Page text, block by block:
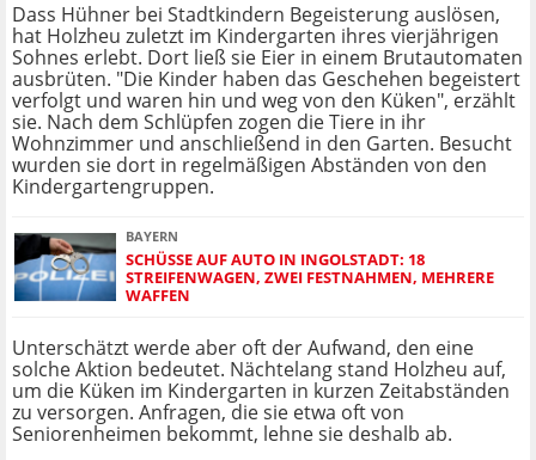
Dass Hühner bei Stadtkindern Begeisterung auslösen,
hat Holzheu zuletzt im Kindergarten ihres vierjährigen
Sohnes erlebt. Dort ließ sie Eier in einem Brutautomaten
ausbrüten. "Die Kinder haben das Geschehen begeistert
verfolgt und waren hin und weg von den Küken", erzählt
sie. Nach dem Schlüpfen zogen die Tiere in ihr
Wohnzimmer und anschließend in den Garten. Besucht
wurden sie dort in regelmäßigen Abständen von den
Kindergartengruppen.
BAYERN
SCHÜSSE AUF AUTO IN INGOLSTADT: 18
STREIFENWAGEN, ZWEI FESTNAHMEN, MEHRERE
WAFFEN
Unterschätzt werde aber oft der Aufwand, den eine
solche Aktion bedeutet. Nächtelang stand Holzheu auf,
um die Küken im Kindergarten in kurzen Zeitabständen
zu versorgen. Anfragen, die sie etwa oft von
Seniorenheimen bekommt, lehne sie deshalb ab.